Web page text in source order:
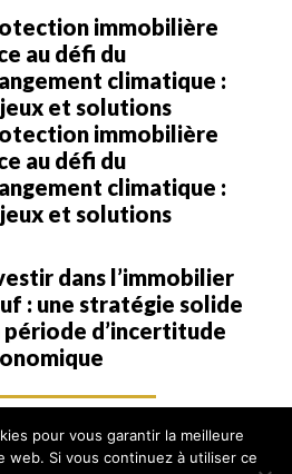
immobilière
au défi du
climatique :
et solutions
immobilière
au défi du
climatique :
et solutions
dans l’immobilier
: une stratégie solide
période d’incertitude
pour vous garantir la meilleure
web. Si vous continuez à utiliser ce